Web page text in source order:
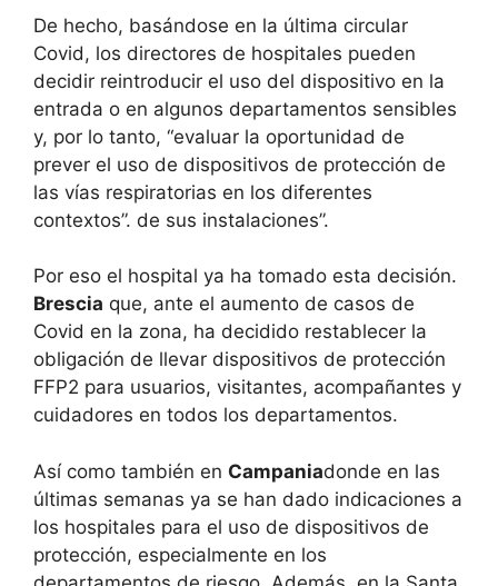
De hecho, basándose en la última circular
Covid, los directores de hospitales pueden
decidir reintroducir el uso del dispositivo en la
entrada o en algunos departamentos sensibles
y, por lo tanto, “evaluar la oportunidad de
prever el uso de dispositivos de protección de
las vías respiratorias en los diferentes
contextos”. de sus instalaciones”.
Por eso el hospital ya ha tomado esta decisión.
Brescia que, ante el aumento de casos de
Covid en la zona, ha decidido restablecer la
obligación de llevar dispositivos de protección
FFP2 para usuarios, visitantes, acompañantes y
cuidadores en todos los departamentos.
Así como también en Campaniadonde en las
últimas semanas ya se han dado indicaciones a
los hospitales para el uso de dispositivos de
protección, especialmente en los